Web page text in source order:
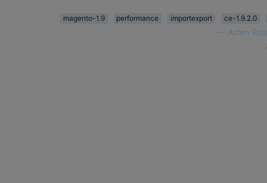
magento-1.9 performance importexport
ce-1.9.2.0
Achim